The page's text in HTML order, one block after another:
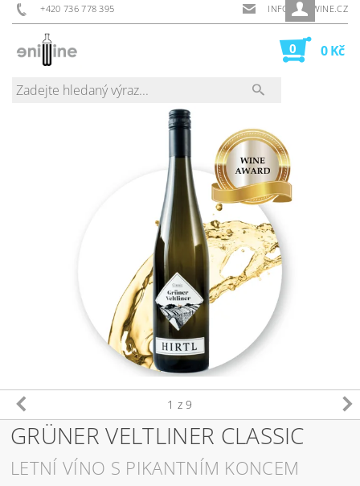
+420 736 778 395 INFO@ENIWINE.CZ
0 0 Kč
1 z 9
GRÜNER VELTLINER CLASSIC
LETNÍ VÍNO S PIKANTNÍM KONCEM